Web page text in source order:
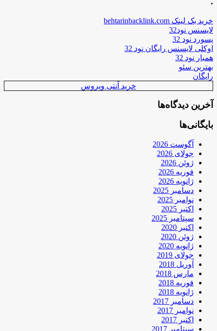
خرید بک لینک behtarinbacklink.com
لایسنس نود32
پسورد نود 32
اوکلی لایسنس رایگان نود 32
همیار نود 32
بهترین سئو
رایگان
خرید آنتی ویروس
آخرین دیدگاه‌ها
بایگانی‌ها
آگوست 2026
جولای 2026
ژوئن 2026
فوریه 2026
ژانویه 2026
دسامبر 2025
نوامبر 2025
اکتبر 2025
سپتامبر 2025
اکتبر 2020
ژوئن 2020
ژانویه 2020
جولای 2019
آوریل 2018
مارس 2018
فوریه 2018
ژانویه 2018
دسامبر 2017
نوامبر 2017
اکتبر 2017
سپتامبر 2017